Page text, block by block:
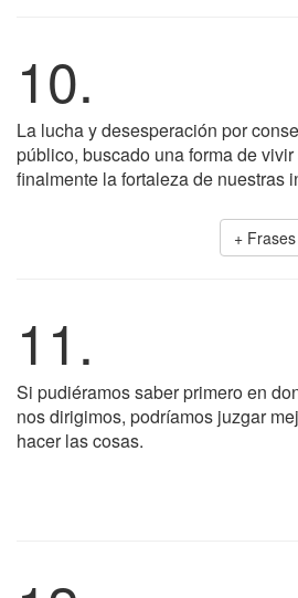
10.
La lucha y desesperación por
público, buscado una forma de
finalmente la fortaleza de nuestras
+
11.
Si pudiéramos saber primero en
nos dirigimos, podríamos juzgar
hacer las cosas.